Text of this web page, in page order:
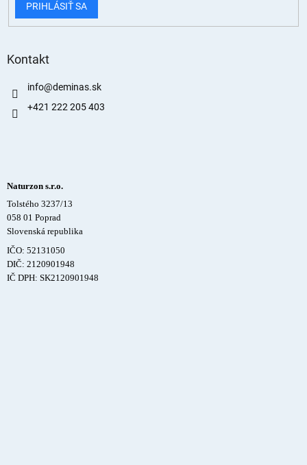
PRIHLÁSIŤ SA
Kontakt
info@deminas.sk
+421 222 205 403
Naturzon s.r.o.
Tolstého 3237/13
058 01 Poprad
Slovenská republika
IČO: 52131050
DIČ: 2120901948
IČ DPH: SK2120901948